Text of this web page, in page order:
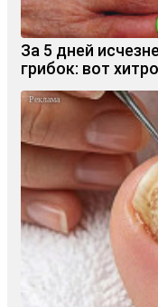
За 5 дней
грибок: вот